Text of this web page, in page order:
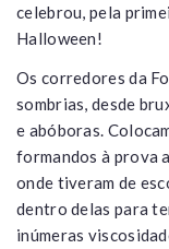
celebrou, pela
Halloween!
Os corredores da
sombrias, desde
e abóboras.
formandos à prova
onde tiveram de
dentro delas para
inúmeras